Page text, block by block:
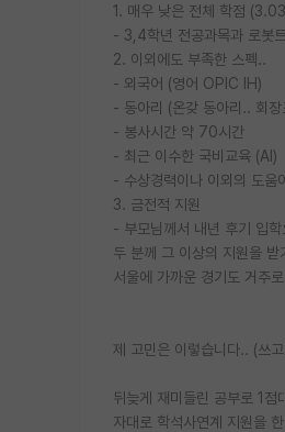
1. 매우 낮은 전체 학점
- 3,4학년 전공과목과 로봇
2. 이외에도 부족한 스펙..
- 외국어 (영어 OPIC IH)
- 동아리 (온갖 동아리.. 회장
- 봉사시간 약 70시간
- 최근 이수한 국비교육 (AI)
- 수상경력이나 이외의 도움
3. 금전적 지원
- 부모님께서 내년 후기 입
두 분께 그 이상의 지원을
서울에 가까운 경기도 거주
제 고민은 이렇습니다.. (쓰
뒤늦게 재미들린 공부로 1
자대로 학석사연계 지원을